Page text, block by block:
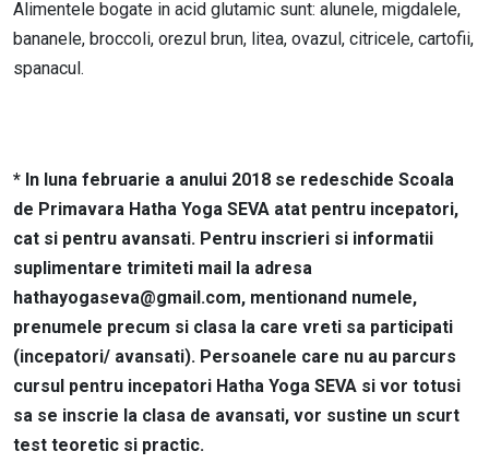
Alimentele bogate in acid glutamic sunt: alunele, migdalele,
bananele, broccoli, orezul brun, litea, ovazul, citricele, cartofii,
spanacul.
* In luna februarie a anului 2018 se redeschide Scoala
de Primavara Hatha Yoga SEVA atat pentru incepatori,
cat si pentru avansati. Pentru inscrieri si informatii
suplimentare trimiteti mail la adresa
hathayogaseva@gmail.com, mentionand numele,
prenumele precum si clasa la care vreti sa participati
(incepatori/ avansati). Persoanele care nu au parcurs
cursul pentru incepatori Hatha Yoga SEVA si vor totusi
sa se inscrie la clasa de avansati, vor sustine un scurt
test teoretic si practic.